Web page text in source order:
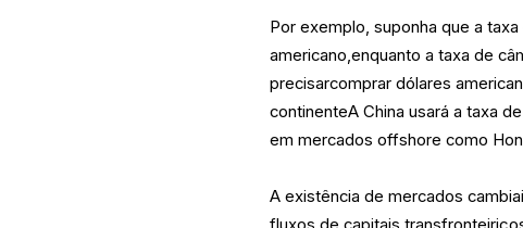
Por exemplo, suponha que a
americano,enquanto a taxa de
precisarcomprar dólares
continenteA China usará a taxa
em mercados offshore como
A existência de mercados